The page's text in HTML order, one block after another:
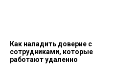
Как наладить доверие с
сотрудниками, которые
работают удаленно